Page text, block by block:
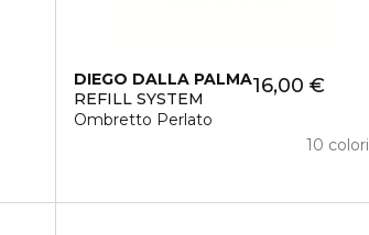
DIEGO DALLA PALMA
REFILL SYSTEM
Ombretto Perlato
16,00 €
10 colori